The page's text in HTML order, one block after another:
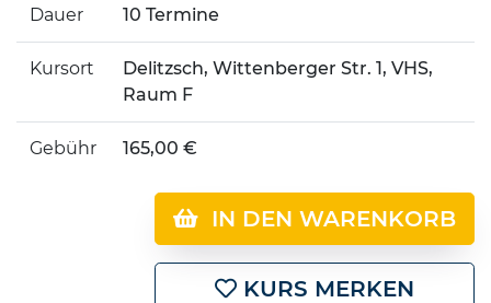
Dauer 10 Termine
Kursort
Delitzsch, Wittenberger Str. 1, VHS,
Raum F
Gebühr 165,00 €
IN DEN WARENKORB
KURS MERKEN